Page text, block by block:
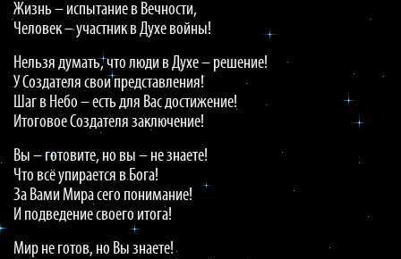
Жизнь – испытание в Вечности,
Человек – участник в Духе войны!
Нельзя думать, что люди в Духе – решение!
У Создателя свои представления!
Шаг в Небо – есть для Вас достижение!
Итоговое Создателя заключение!
Вы – готовите, но вы – не знаете!
Что всё упирается в Бога!
За Вами Мира сего понимание!
И подведение своего итога!
Мир не готов, но Вы знаете!